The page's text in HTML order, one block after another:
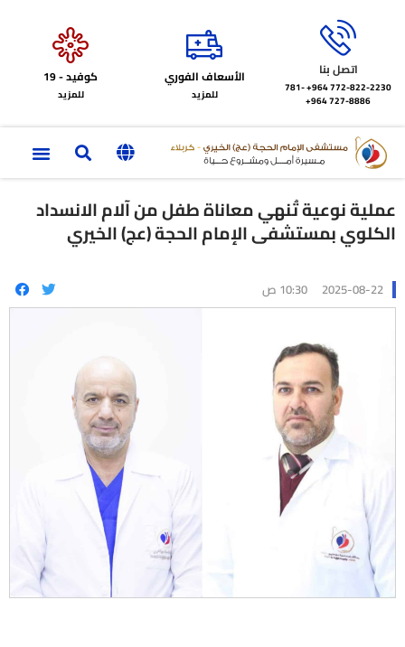
اتصل بنا
772-822-2230‏ 964+
781-
727-8886 964+
الأسعاف الفوري
للمزيد
كوفيد - 19
للمزيد
عملية نوعية تُنهي معاناة طفل من آلام الانسداد
الكلوي بمستشفى الإمام الحجة (عج) الخيري
2025-08-22 10:30 ص